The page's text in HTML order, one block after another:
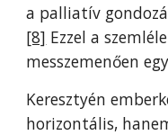
a palliatív
[8] Ezzel a
messzemenően
Keresztyén
horizontális,